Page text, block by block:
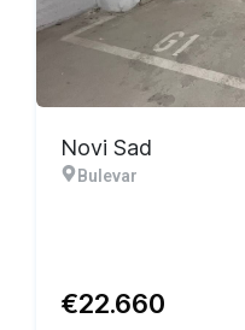
Novi Sad
Bulevar
€22.660